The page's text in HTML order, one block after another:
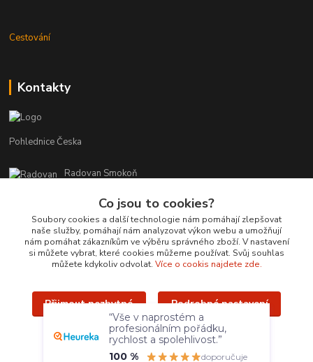
Cestování
Kontakty
Pohlednice Česka
Radovan Smokoň
r.smokon@pohlednicecr.cz
Upravit sběr cookies.
Radovan Smokoň - 2019 - www.foto-lokalit.cz
Co jsou to cookies?
Soubory cookies a další technologie nám pomáhají zlepšovat
naše služby, pomáhají nám analyzovat výkon webu a umožňují
nám pomáhat zákazníkům ve výběru správného zboží. V nastavení
si můžete vybrat, které cookies můžeme používat. Svůj souhlas
můžete kdykoliv odvolat. Více o cookis najdete zde.
Přijmout nezbytné Podrobné nastavení
Přijmout všechny
“Vše v naprostém a
profesionálním pořádku,
rychlost a spolehlivost.”
100 %
doporučuje